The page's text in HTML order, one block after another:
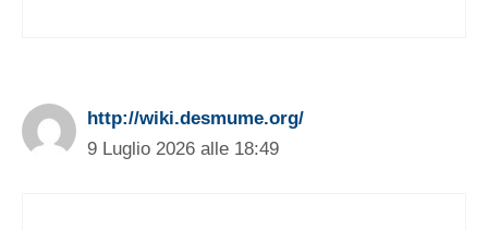
http://wiki.desmume.org/
9 Luglio 2026 alle 18:49